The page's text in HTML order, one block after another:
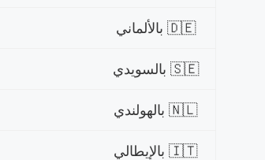
🇩🇪 بالألماني
🇸🇪 بالسويدي
🇳🇱 بالهولندي
🇮🇹 بالإيطالي